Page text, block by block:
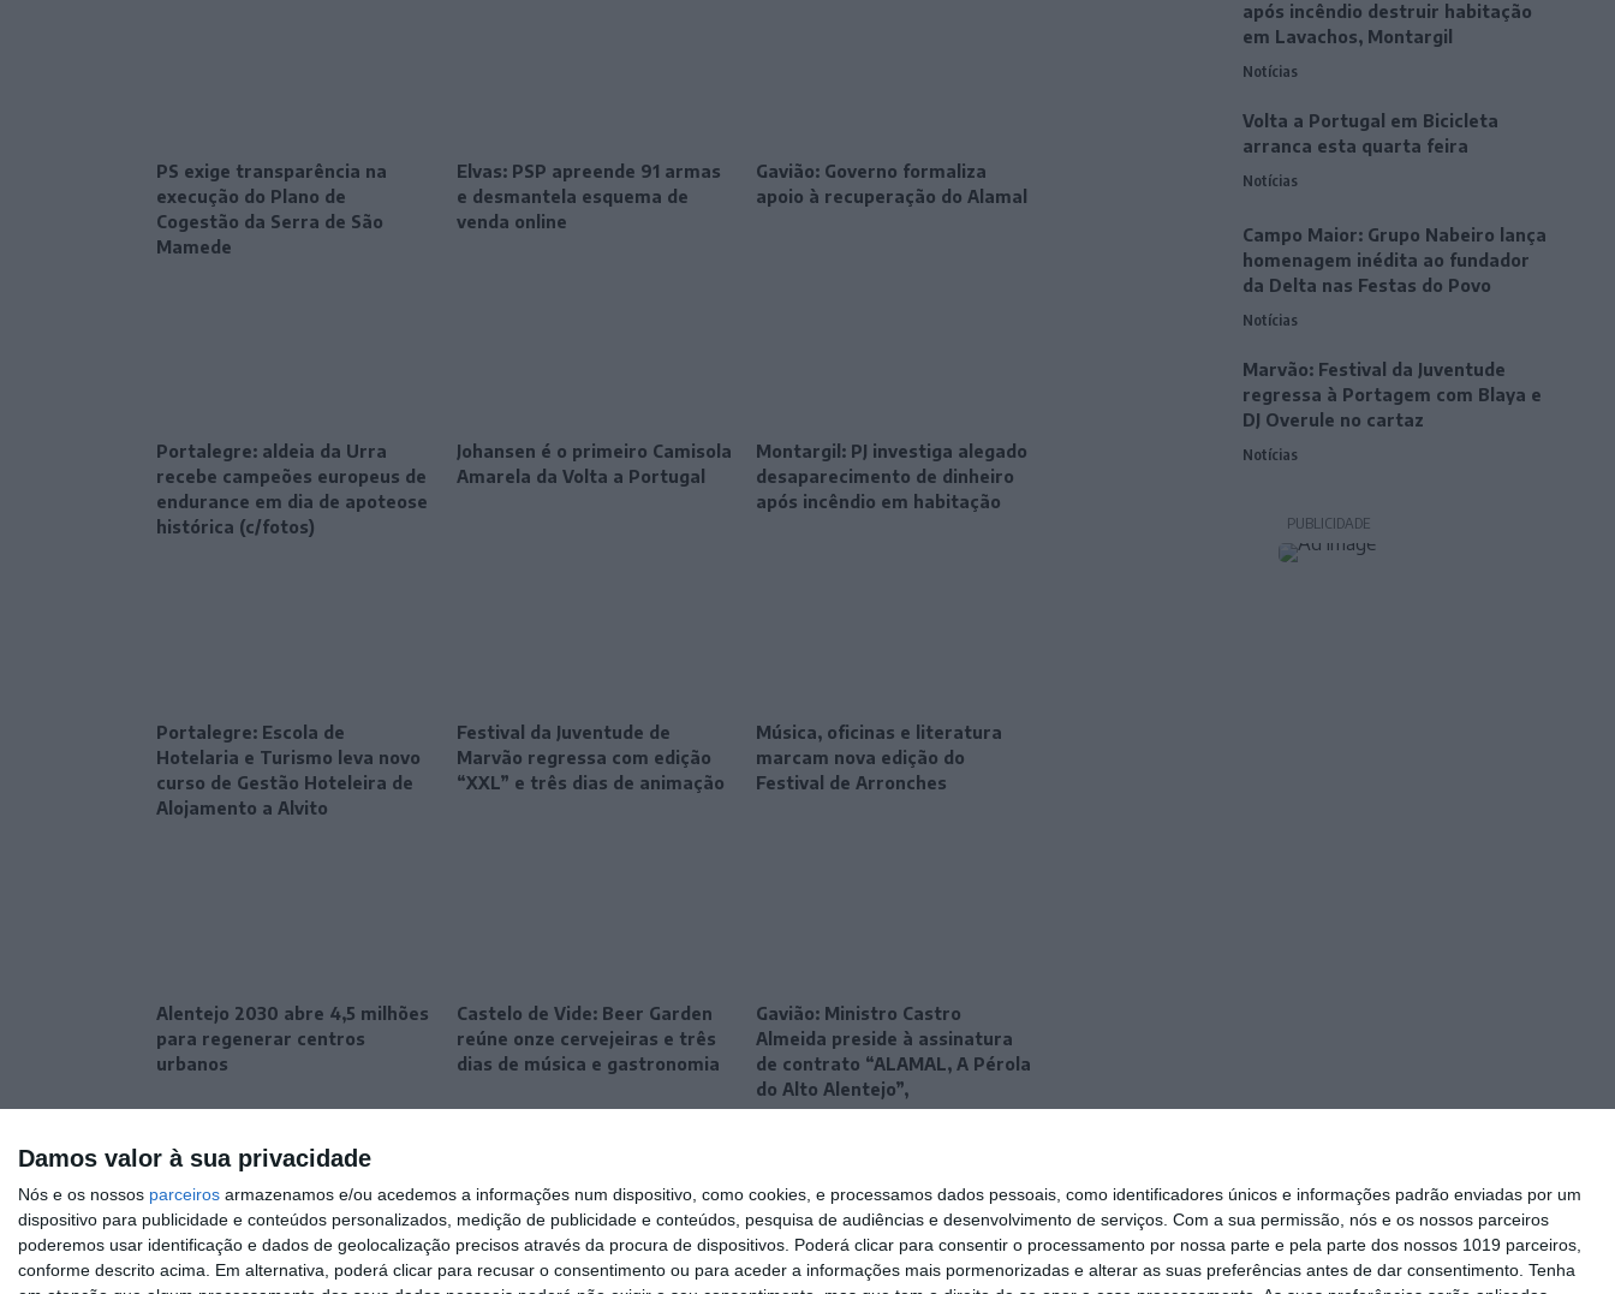
Damos valor à sua privacidade
Nós e os nossos parceiros armazenamos e/ou acedemos a informações num dispositivo, como cookies, e processamos dados pessoais, como identificadores únicos e informações padrão enviadas por um
dispositivo para publicidade e conteúdos personalizados, medição de publicidade e conteúdos, pesquisa de audiências e desenvolvimento de serviços. Com a sua permissão, nós e os nossos parceiros
poderemos usar identificação e dados de geolocalização precisos através da procura de dispositivos. Poderá clicar para consentir o processamento por nossa parte e pela parte dos nossos 1019 parceiros,
conforme descrito acima. Em alternativa, poderá clicar para recusar o consentimento ou para aceder a informações mais pormenorizadas e alterar as suas preferências antes de dar consentimento. Tenha
PS exige transparência na
execução do Plano de
Cogestão da Serra de São
Mamede
Elvas: PSP apreende 91 armas
e desmantela esquema de
venda online
Gavião: Governo formaliza
apoio à recuperação do Alamal
Portalegre: aldeia da Urra
recebe campeões europeus de
endurance em dia de apoteose
histórica (c/fotos)
Johansen é o primeiro Camisola
Amarela da Volta a Portugal
Montargil: PJ investiga alegado
desaparecimento de dinheiro
após incêndio em habitação
Portalegre: Escola de
Hotelaria e Turismo leva novo
curso de Gestão Hoteleira de
Alojamento a Alvito
Festival da Juventude de
Marvão regressa com edição
“XXL” e três dias de animação
Música, oficinas e literatura
marcam nova edição do
Festival de Arronches
Alentejo 2030 abre 4,5 milhões
para regenerar centros
urbanos
Castelo de Vide: Beer Garden
reúne onze cervejeiras e três
dias de música e gastronomia
Gavião: Ministro Castro
Almeida preside à assinatura
de contrato “ALAMAL, A Pérola
do Alto Alentejo”,
após incêndio destruir habitação
em Lavachos, Montargil
Notícias
Volta a Portugal em Bicicleta
arranca esta quarta feira
Notícias
Campo Maior: Grupo Nabeiro lança
homenagem inédita ao fundador
da Delta nas Festas do Povo
Notícias
Marvão: Festival da Juventude
regressa à Portagem com Blaya e
DJ Overule no cartaz
Notícias
PUBLICIDADE
Siga-nos